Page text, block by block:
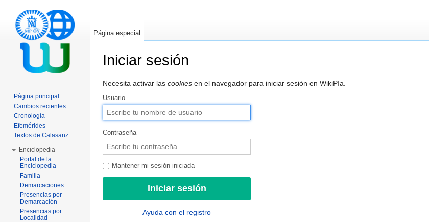
Iniciar sesión
Necesita activar las cookies en el navegador para iniciar sesión en WikiPía.
Usuario
Contraseña
Mantener mi sesión iniciada
Ayuda con el registro
Página especial
Página principal
Cambios recientes
Cronología
Efemérides
Textos de Calasanz
Enciclopedia
Portal de la
Enciclopedia
Familia
Demarcaciones
Presencias por
Demarcación
Presencias por
Localidad